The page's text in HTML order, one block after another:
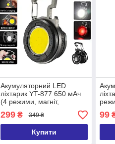
Акумуляторний LED
ліхтарик YT-877 650 мАч
(4 режими, магніт,
кріплення на кепку)
299₴ 349 ₴
Купити
99